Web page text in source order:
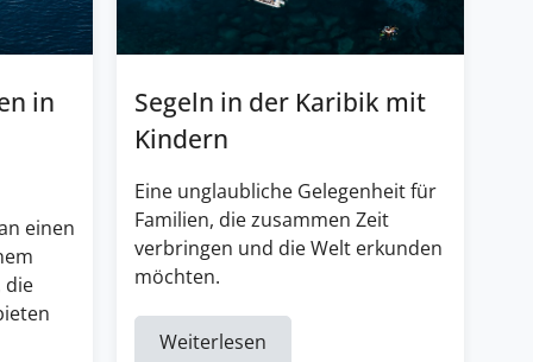
in
einen
die
Segeln in der Karibik mit
Kindern
Eine unglaubliche Gelegenheit für
Familien, die zusammen Zeit
verbringen und die Welt erkunden
möchten.
Weiterlesen